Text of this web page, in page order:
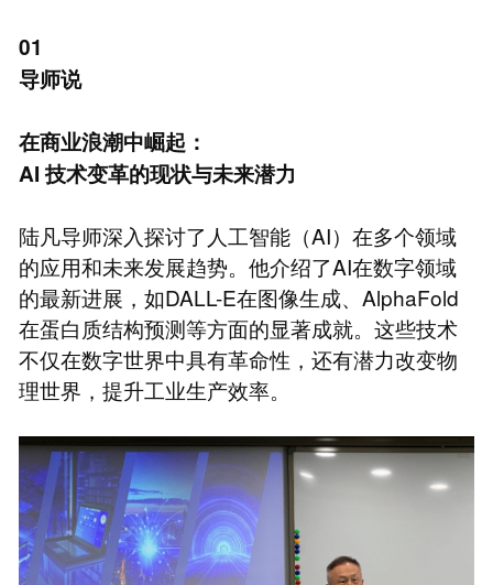
01
导师说
在商业浪潮中崛起：
AI 技术变革的现状与未来潜力
陆凡导师深入探讨了人工智能（AI）在多个领域
的应用和未来发展趋势。他介绍了AI在数字领域
的最新进展，如DALL-E在图像生成、AlphaFold
在蛋白质结构预测等方面的显著成就。这些技术
不仅在数字世界中具有革命性，还有潜力改变物
理世界，提升工业生产效率。